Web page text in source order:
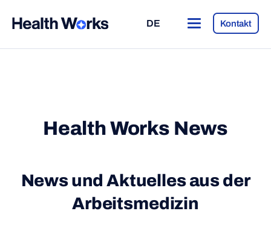
DE Kontakt
Health Works News
News und Aktuelles aus der
Arbeitsmedizin